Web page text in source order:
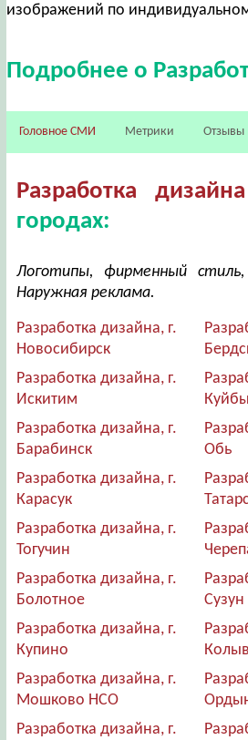
изображений по
Подробнее о
Головное СМИ Метрики Отзывы
Разработка дизайна
городах:
Логотипы, фирменный
Наружная реклама.
Разработка дизайна, г.
Новосибирск
Разработка дизайна, г.
Искитим
Разработка дизайна, г.
Барабинск
Обь
Разработка дизайна, г.
Карасук
Разработка дизайна, г.
Тогучин
Разработка дизайна, г.
Болотное
Сузун
Разработка дизайна, г.
Купино
Разработка дизайна, г.
Мошково НСО
Разработка дизайна, г.